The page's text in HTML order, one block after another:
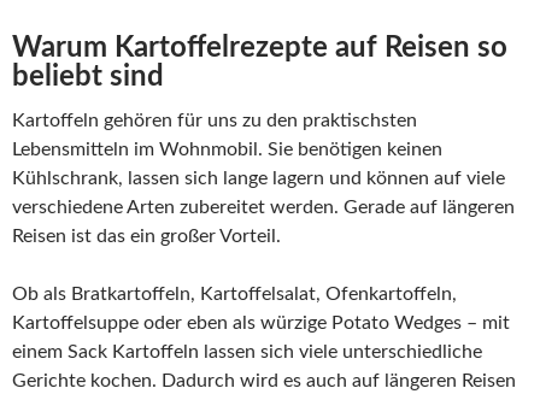
Warum Kartoffelrezepte auf Reisen so
beliebt sind
Kartoffeln gehören für uns zu den praktischsten
Lebensmitteln im Wohnmobil. Sie benötigen keinen
Kühlschrank, lassen sich lange lagern und können auf viele
verschiedene Arten zubereitet werden. Gerade auf längeren
Reisen ist das ein großer Vorteil.
Ob als Bratkartoffeln, Kartoffelsalat, Ofenkartoffeln,
Kartoffelsuppe oder eben als würzige Potato Wedges – mit
einem Sack Kartoffeln lassen sich viele unterschiedliche
Gerichte kochen. Dadurch wird es auch auf längeren Reisen